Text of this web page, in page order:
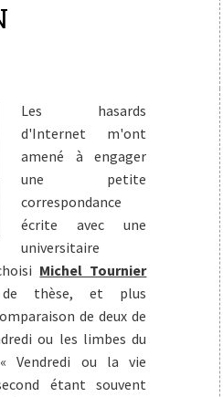
Les hasards
d'Internet m'ont
amené à engager
une petite
correspondance
écrite avec une
universitaire
Michel Tournier
thèse, et plus
de deux de
ou les limbes du
Vendredi ou la vie
étant souvent